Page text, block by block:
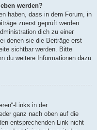
werden?
haben, dass in dem Forum, in
zuerst geprüft werden
dich zu einer
denen sie die Beiträge erst
sichtbar werden. Bitte
du weitere Informationen dazu
Links in der
ganz nach oben auf die
entsprechenden Link nicht